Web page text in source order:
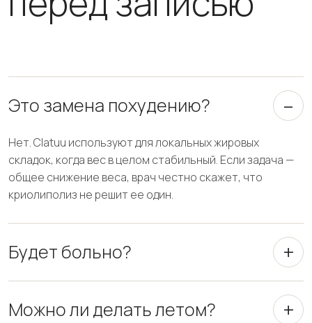
Это замена похудению?
Нет. Clatuu используют для локальных жировых
складок, когда вес в целом стабильный. Если задача —
общее снижение веса, врач честно скажет, что
криолиполиз не решит ее один.
Будет больно?
Можно ли делать летом?